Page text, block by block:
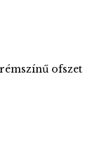
ofszet